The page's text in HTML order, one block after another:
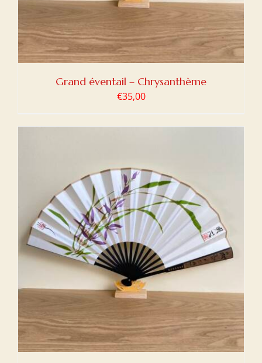
Grand éventail – Chrysanthème
€35,00